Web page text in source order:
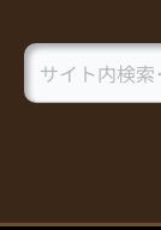
Search
for: